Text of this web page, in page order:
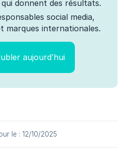
donnent des résultats.
social media,
marques internationales.
aujourd’hui
le : 12/10/2025